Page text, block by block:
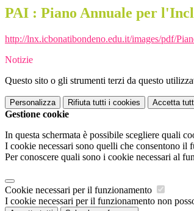
PAI : Piano Annuale per
http://lnx.icbonatibondeno.edu.it/images/pdf/
Notizie
Questo sito o gli strumenti terzi da questo
Personalizza Rifiuta tutti i cookies Accetta
Gestione cookie
In questa schermata è possibile scegliere quali
I cookie necessari sono quelli che consentono il
Per conoscere quali sono i cookie necessari al
Cookie necessari per il funzionamento
I cookie necessari per il funzionamento non